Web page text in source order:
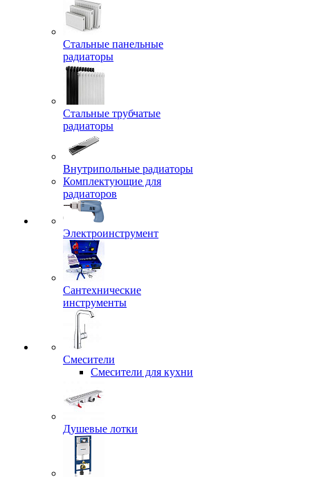
Стальные панельные
радиаторы
Стальные трубчатые
радиаторы
Внутрипольные радиаторы
Комплектующие для
радиаторов
Электроинструмент
Сантехнические
инструменты
Смесители
Смесители для кухни
Душевые лотки